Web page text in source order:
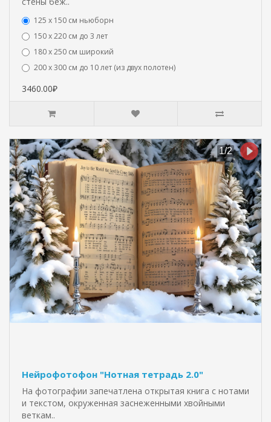
125 x 150 см ньюборн
150 х 220 см до 3 лет
180 х 250 см широкий
200 х 300 см до 10 лет (из двух полотен)
3460.00₽
Нейрофотофон "Нотная тетрадь 2.0"
На фотографии запечатлена открытая книга с нотами
и текстом, окруженная заснеженными хвойными
веткам..